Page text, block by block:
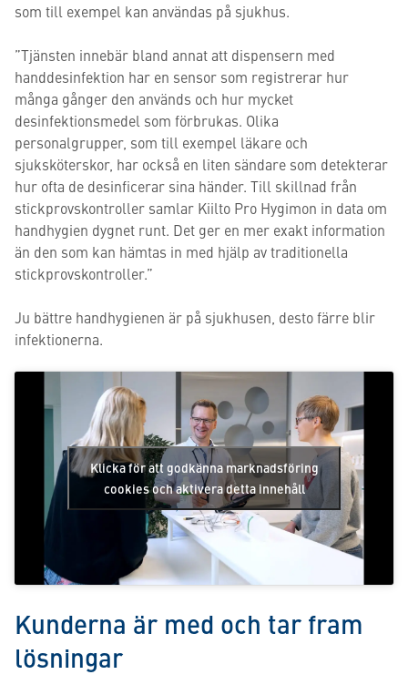
som till exempel kan användas på sjukhus.
”Tjänsten innebär bland annat att dispensern med
handdesinfektion har en sensor som registrerar hur
många gånger den används och hur mycket
desinfektionsmedel som förbrukas. Olika
personalgrupper, som till exempel läkare och
sjuksköterskor, har också en liten sändare som detekterar
hur ofta de desinficerar sina händer. Till skillnad från
stickprovskontroller samlar Kiilto Pro Hygimon in data om
handhygien dygnet runt. Det ger en mer exakt information
än den som kan hämtas in med hjälp av traditionella
stickprovskontroller.”
Ju bättre handhygienen är på sjukhusen, desto färre blir
infektionerna.
Klicka för att godkänna marknadsföring
cookies och aktivera detta innehåll
Kunderna är med och tar fram
lösningar